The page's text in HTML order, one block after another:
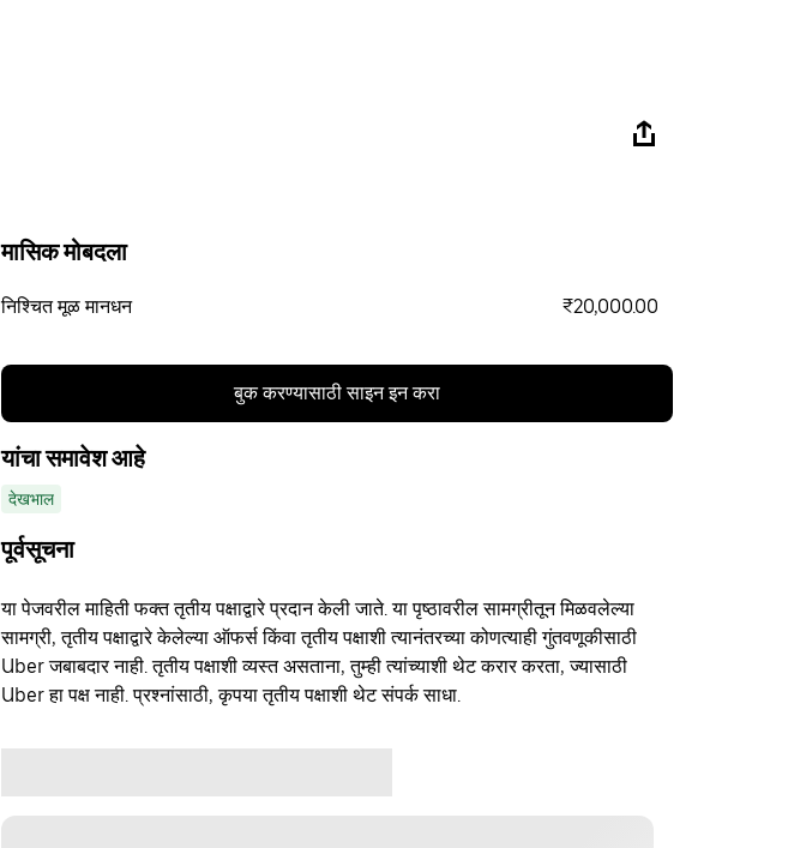
मासिक मोबदला
निश्चित मूळ मानधन ₹20,000.00
बुक करण्यासाठी साइन इन करा
यांचा समावेश आहे
देखभाल
पूर्वसूचना
या पेजवरील माहिती फक्त तृतीय पक्षाद्वारे प्रदान केली जाते. या पृष्ठावरील सामग्रीतून मिळवलेल्या
सामग्री, तृतीय पक्षाद्वारे केलेल्या ऑफर्स किंवा तृतीय पक्षाशी त्यानंतरच्या कोणत्याही गुंतवणूकीसाठी
Uber जबाबदार नाही. तृतीय पक्षाशी व्यस्त असताना, तुम्ही त्यांच्याशी थेट करार करता, ज्यासाठी
Uber हा पक्ष नाही. प्रश्नांसाठी, कृपया तृतीय पक्षाशी थेट संपर्क साधा.